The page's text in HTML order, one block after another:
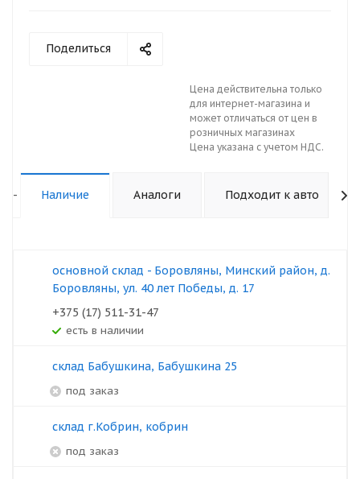
Поделиться
Цена действительна только
для интернет-магазина и
может отличаться от цен в
розничных магазинах
Цена указана с учетом НДС.
- Наличие Аналоги Подходит к авто
основной склад - Боровляны, Минский район, д.
Боровляны, ул. 40 лет Победы, д. 17
+375 (17) 511-31-47
Есть в наличии
склад Бабушкина, Бабушкина 25
под заказ
склад г.Кобрин, кобрин
под заказ